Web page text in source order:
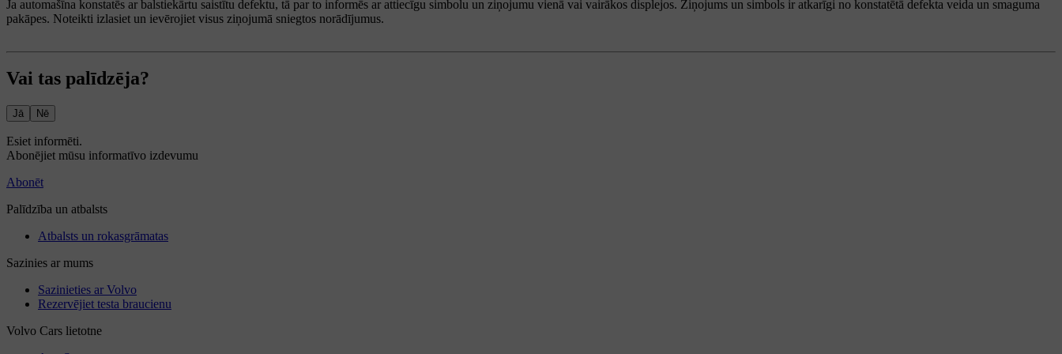
Ja automašīna konstatēs ar balstiekārtu saistītu defektu, tā par to informēs ar attiecīgu simbolu un ziņojumu vienā vai vairākos displejos. Ziņojums un simbols ir atkarīgi no konstatētā defekta veida un smaguma
pakāpes. Noteikti izlasiet un ievērojiet visus ziņojumā sniegtos norādījumus.
Vai tas palīdzēja?
Jā Nē